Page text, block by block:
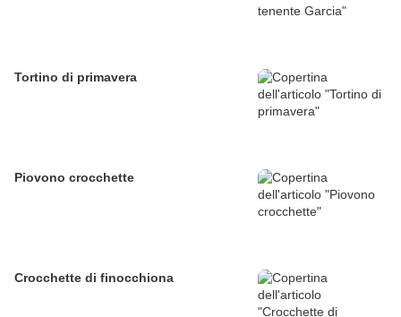
Tortino di primavera
Piovono crocchette
Crocchette di finocchiona